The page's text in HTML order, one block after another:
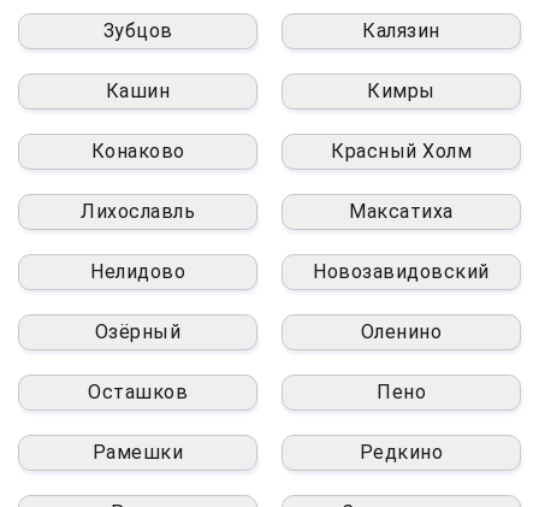
Зубцов Калязин
Кашин Кимры
Конаково Красный Холм
Лихославль Максатиха
Нелидово Новозавидовский
Озёрный Оленино
Осташков Пено
Рамешки Редкино